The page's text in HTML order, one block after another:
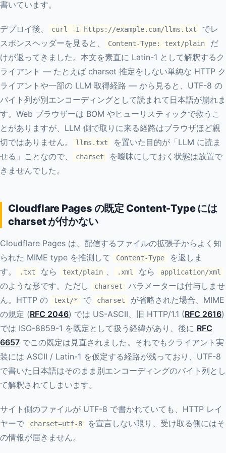
書いています。
デプロイ後、 curl -I https://example.com/llms.txt
でレ
スポンスヘッダーを見ると、
Content-Type: text/plain
だ
けが返ってきました。本文を素直に Latin-1 として解釈するク
ライアント — たとえば charset 推定をしない単純な HTTP ク
ライアントや一部の LLM 取得経路 — から見ると、UTF-8 の
バイト列が別エンコーディングとして読まれて日本語が崩れま
す。Web ブラウザーは BOM やヒューリスティックで救うこ
とがありますが、LLM 側で取りに来る経路はブラウザほど親
切ではありません。
llms.txt
を置いた目的が「LLM に読ま
せる」ことなので、
charset
を曖昧にしておく状態は放置で
きませんでした。
Cloudflare Pages の既定 Content-Type には
charset が付かない
Cloudflare Pages は、配信するファイルの拡張子からよく知
られた MIME type を推測して
Content-Type
を返しま
す。
.txt なら text/plain 、 .xml なら application/xml
のような形です。ただし charset
パラメーターは付与しませ
ん。HTTP の
text/* で charset
が省略された場合、MIME
の規定 (RFC 2046) では US-ASCII、旧 HTTP/1.1 (RFC 2616)
では ISO-8859-1 を既定として扱う経緯があり、後に RFC
6657 でこの既定は見直されました。それでもクライアント実
装には ASCII / Latin-1 を仮定する経路が残っており、UTF-8
で書いた日本語はそのまま別エンコーディングのバイト列とし
て解釈されてしまいます。
サイト側のファイルが UTF-8 で書かれていても、HTTP レイ
ヤーで
charset=utf-8
を宣言しない限り、受け取る側にはそ
の情報が届きません。